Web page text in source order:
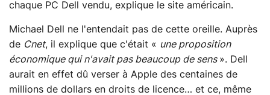
chaque PC Dell vendu, explique le site américain.
Michael Dell ne l'entendait pas de cette oreille. Auprès
de Cnet, il explique que c'était « une proposition
économique qui n'avait pas beaucoup de sens ». Dell
aurait en effet dû verser à Apple des centaines de
millions de dollars en droits de licence… et ce, même